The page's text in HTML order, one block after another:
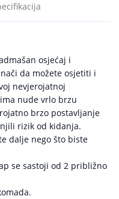
osjećaj i
da možete osjetiti i
nevjerojatnoj
nude vrlo brzu
brzo postavljanje
rizik od kidanja.
dalje nego što biste
se sastoji od 2 približno